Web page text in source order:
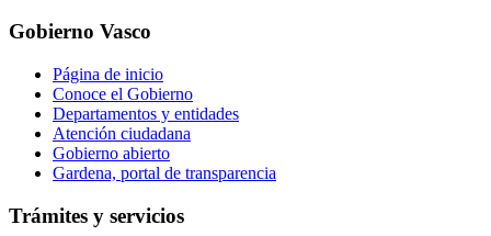
Gobierno Vasco
Página de inicio
Conoce el Gobierno
Departamentos y entidades
Atención ciudadana
Gobierno abierto
Gardena, portal de transparencia
Trámites y servicios